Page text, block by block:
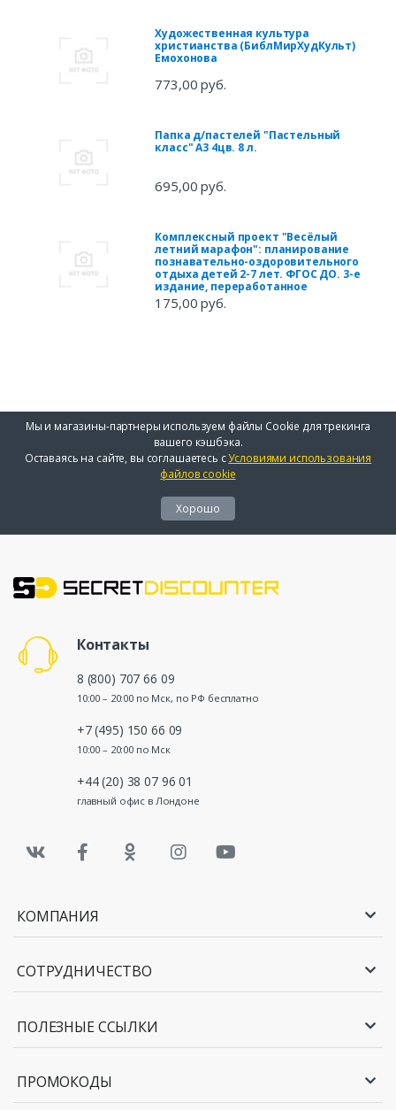
Художественная культура
христианства (БиблМирХудКульт)
Емохонова
773,00 руб.
Папка д/пастелей "Пастельный
класс" А3 4цв. 8 л.
695,00 руб.
Комплексный проект "Весёлый
летний марафон": планирование
познавательно-оздоровительного
отдыха детей 2-7 лет. ФГОС ДО. 3-е
издание, переработанное
175,00 руб.
Мы и магазины-партнеры используем файлы Cookie для трекинга
вашего кэшбэка.
Оставаясь на сайте, вы соглашаетесь сУсловиями использования
файлов cookie
Хорошо
Контакты
8 (800) 707 66 09
10:00 – 20:00 по Мск, по РФ бесплатно
+7 (495) 150 66 09
10:00 – 20:00 по Мск
+44 (20) 38 07 96 01
главный офис в Лондоне
КОМПАНИЯ
СОТРУДНИЧЕСТВО
ПОЛЕЗНЫЕ ССЫЛКИ
ПРОМОКОДЫ